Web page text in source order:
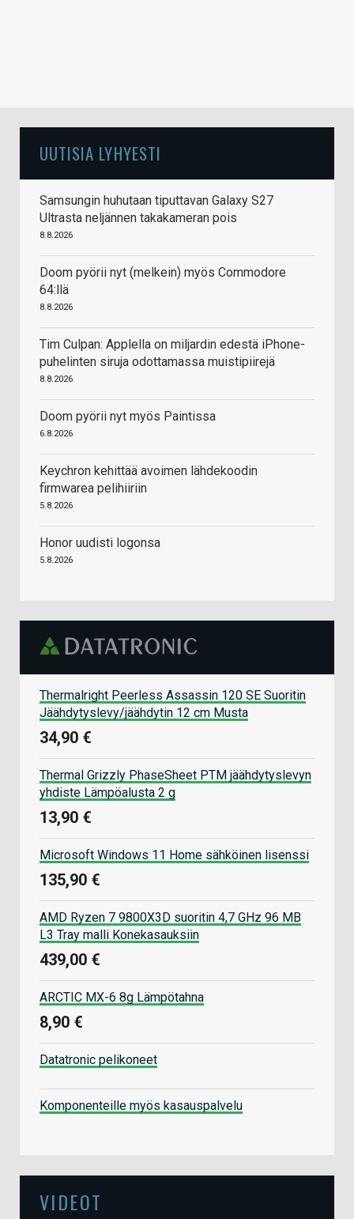
UUTISIA LYHYESTI
Samsungin huhutaan tiputtavan Galaxy S27
Ultrasta neljännen takakameran pois
8.8.2026
Doom pyörii nyt (melkein) myös Commodore
64:llä
8.8.2026
Tim Culpan: Applella on miljardin edestä iPhone-
puhelinten siruja odottamassa muistipiirejä
8.8.2026
Doom pyörii nyt myös Paintissa
6.8.2026
Keychron kehittää avoimen lähdekoodin
firmwarea pelihiiriin
5.8.2026
Honor uudisti logonsa
5.8.2026
Thermalright Peerless Assassin 120 SE Suoritin
Jäähdytyslevy/jäähdytin 12 cm Musta
34,90 €
Thermal Grizzly PhaseSheet PTM jäähdytyslevyn
yhdiste Lämpöalusta 2 g
13,90 €
Microsoft Windows 11 Home sähköinen lisenssi
135,90 €
AMD Ryzen 7 9800X3D suoritin 4,7 GHz 96 MB
L3 Tray malli Konekasauksiin
439,00 €
ARCTIC MX-6 8g Lämpötahna
8,90 €
Datatronic pelikoneet
Komponenteille myös kasauspalvelu
VIDEOT